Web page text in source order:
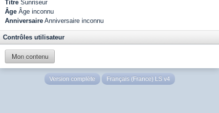
Titre Sunriseur
Âge Âge inconnu
Anniversaire Anniversaire inconnu
Contrôles utilisateur
Mon contenu
Version complète Français (France) LS v4